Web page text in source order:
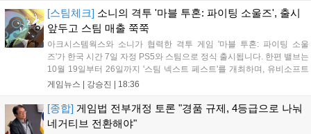
의 출발이 매우 좋...
[스팀체크] 소니의 격투 '마블 투혼: 파이팅 소울즈', 출시
앞두고 스팀 매출 쭉쭉
아크시스템웍스와 소니가 협력한 격투 게임 '마블 투혼: 파이팅 소울
즈'가 한국 시간 7일 자정 PS5와 스팀으로 정식 출시됩니다. 한편 밸브는
10월 19일부터 26일까지 '스팀 넥스트 페스트'를 개최하며, 유비소프트
의 '더 디비전 리서전스'가 스팀에 출시되었고, 농장 시뮬레이션 '돌록 타
각기 다른 장르에서 이용자들의 기대를 모으고 있습니다....
게임뉴스 | 강승진 18:36
[종합] 게임법 전부개정 토론 "경품 규제, 4등급으로 나눠
네거티브 전환해야"